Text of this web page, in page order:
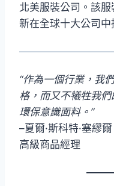
北美服裝公司。該
新在全球十大公司中
“作為一個行業，我
格，而又不犧牲我
環保意識面料。”
–夏爾·斯科特·塞繆
高級商品經理